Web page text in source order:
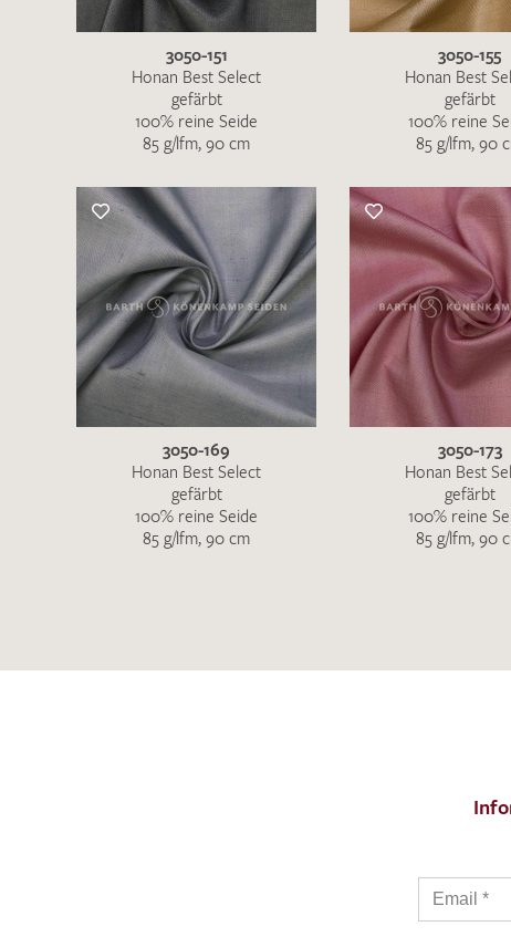
3050-151
Honan Best Select
gefärbt
100% reine Seide
85 g/lfm, 90 cm
3050-155
Honan Best
gefärbt
100% reine
85 g/lfm, 90
3050-169
Honan Best Select
gefärbt
100% reine Seide
85 g/lfm, 90 cm
3050-173
Honan Best
gefärbt
100% reine
85 g/lfm, 90